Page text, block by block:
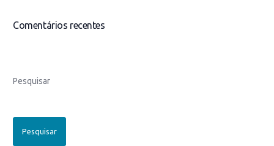
Comentários recentes
Pesquisar
Pesquisar